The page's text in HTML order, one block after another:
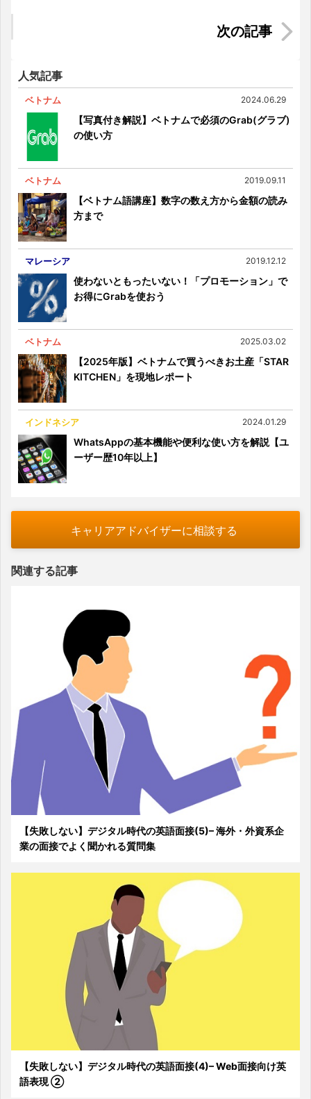
ベトナム出入国時の持出&持込禁止品
人気記事
ベトナム 2024.06.29
【写真付き解説】ベトナムで必須のGrab(グラブ)
の使い方
ベトナム 2019.09.11
【ベトナム語講座】数字の数え方から金額の読み
方まで
マレーシア 2019.12.12
使わないともったいない！「プロモーション」で
お得にGrabを使おう
ベトナム 2025.03.02
【2025年版】ベトナムで買うべきお土産「STAR
KITCHEN」を現地レポート
インドネシア 2024.01.29
WhatsAppの基本機能や便利な使い方を解説【ユ
ーザー歴10年以上】
キャリアアドバイザーに相談する
関連する記事
【失敗しない】デジタル時代の英語面接(5)– 海外・外資系企
業の面接でよく聞かれる質問集
【失敗しない】デジタル時代の英語面接(4)– Web面接向け英
語表現 ②